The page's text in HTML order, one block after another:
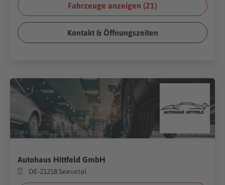
Fahrzeuge anzeigen (21)
Kontakt & Öffnungszeiten
(Foto: Fahroni / Shutterstock.com
Autohaus Hittfeld GmbH
DE-21218 Seevetal